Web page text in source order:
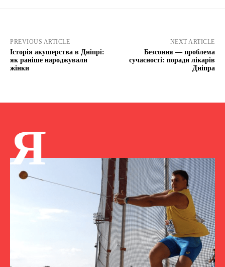
PREVIOUS ARTICLE
Історія акушерства в Дніпрі:
як раніше народжували
жінки
NEXT ARTICLE
Безсоння — проблема
сучасності: поради лікарів
Дніпра
Я